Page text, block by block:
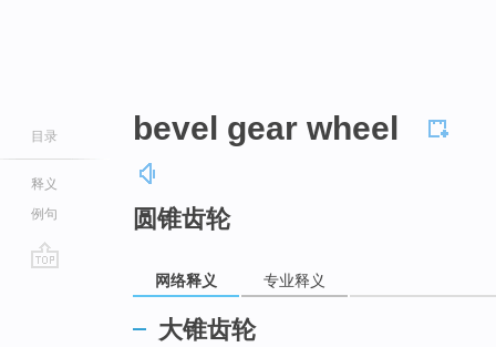
目录
释义
例句
bevel gear wheel
圆锥齿轮
网络释义 专业释义
大锥齿轮